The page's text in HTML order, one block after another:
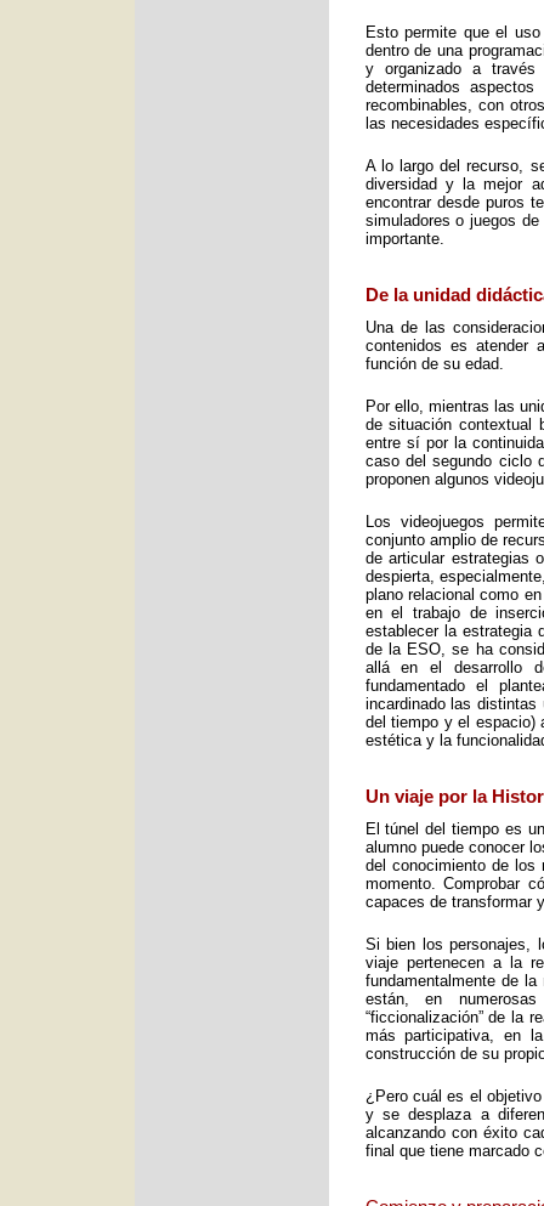
Esto permite que el
dentro de una
y organizado a
determinados
recombinables, con
las necesidades
A lo largo del recurso,
diversidad y la mejor
encontrar desde puros
simuladores o juegos
importante.
De la unidad
Una de las
contenidos es atender
función de su edad.
Por ello, mientras las
de situación contextual
entre sí por la
caso del segundo ciclo
proponen algunos
Los videojuegos
conjunto amplio de
de articular estrategias
despierta,
plano relacional como
en el trabajo de
establecer la estrategia
de la ESO, se ha
allá en el desarrollo
fundamentado el
incardinado las
del tiempo y el espacio)
estética y la
Un viaje por la
El túnel del tiempo es
alumno puede conocer
del conocimiento de
momento. Comprobar
capaces de transformar
Si bien los personajes,
viaje pertenecen a la
fundamentalmente de
están, en
“ficcionalización” de la
más participativa, en
construcción de su
¿Pero cuál es el
y se desplaza a
alcanzando con éxito
final que tiene marcado